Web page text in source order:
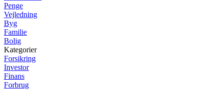
Penge
Vejledning
Byg
Familie
Bolig
Kategorier
Forsikring
Investor
Finans
Forbrug